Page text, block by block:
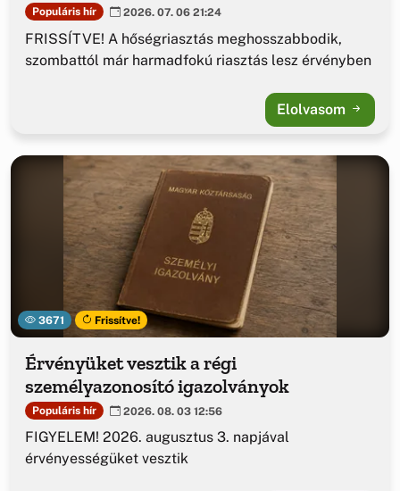
Populáris hír 2026. 07. 06 21:24
FRISSÍTVE! A hőségriasztás meghosszabbodik,
szombattól már harmadfokú riasztás lesz érvényben
Elolvasom
3671 Frissítve!
Érvényüket vesztik a régi
személyazonosító igazolványok
Populáris hír 2026. 08. 03 12:56
FIGYELEM! 2026. augusztus 3. napjával
érvényességüket vesztik